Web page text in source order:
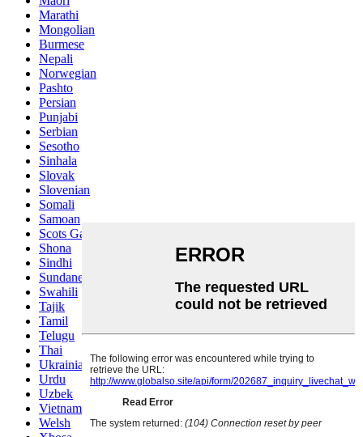
Marathi
Mongolian
Burmese
Nepali
Norwegian
Pashto
Persian
Punjabi
Serbian
Sesotho
Sinhala
Slovak
Slovenian
Somali
Samoan
Scots Gaelic
Shona
Sindhi
Sundanese
Swahili
Tajik
Tamil
Telugu
Thai
Ukrainian
Urdu
Uzbek
Vietnamese
Welsh